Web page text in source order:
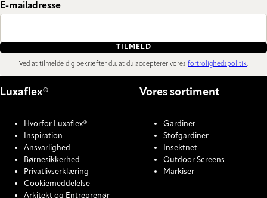
E-mailadresse
TILMELD
Ved at tilmelde dig bekræfter du, at du accepterer vores fortrolighedspolitik.
Luxaflex®
Hvorfor Luxaflex®
Inspiration
Ansvarlighed
Børnesikkerhed
Privatlivserklæring
Cookiemeddelelse
Arkitekt og Entreprenør
Vores sortiment
Gardiner
Stofgardiner
Insektnet
Outdoor Screens
Markiser